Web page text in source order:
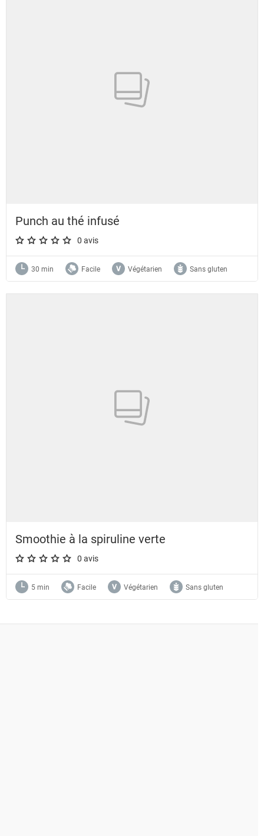
Punch au thé infusé
A star rating of 0 out of 5.
0 avis
30 min Facile Végétarien Sans gluten
Smoothie à la spiruline verte
A star rating of 0 out of 5.
0 avis
5 min Facile Végétarien Sans gluten